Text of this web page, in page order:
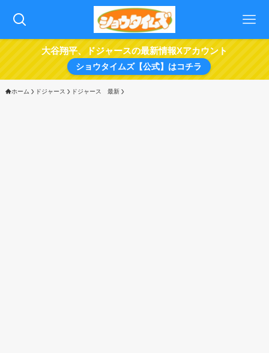
大谷翔平、ドジャースの最新情報Xアカウント
ショウタイムズ【公式】はコチラ
ホーム ドジャース ドジャース 最新